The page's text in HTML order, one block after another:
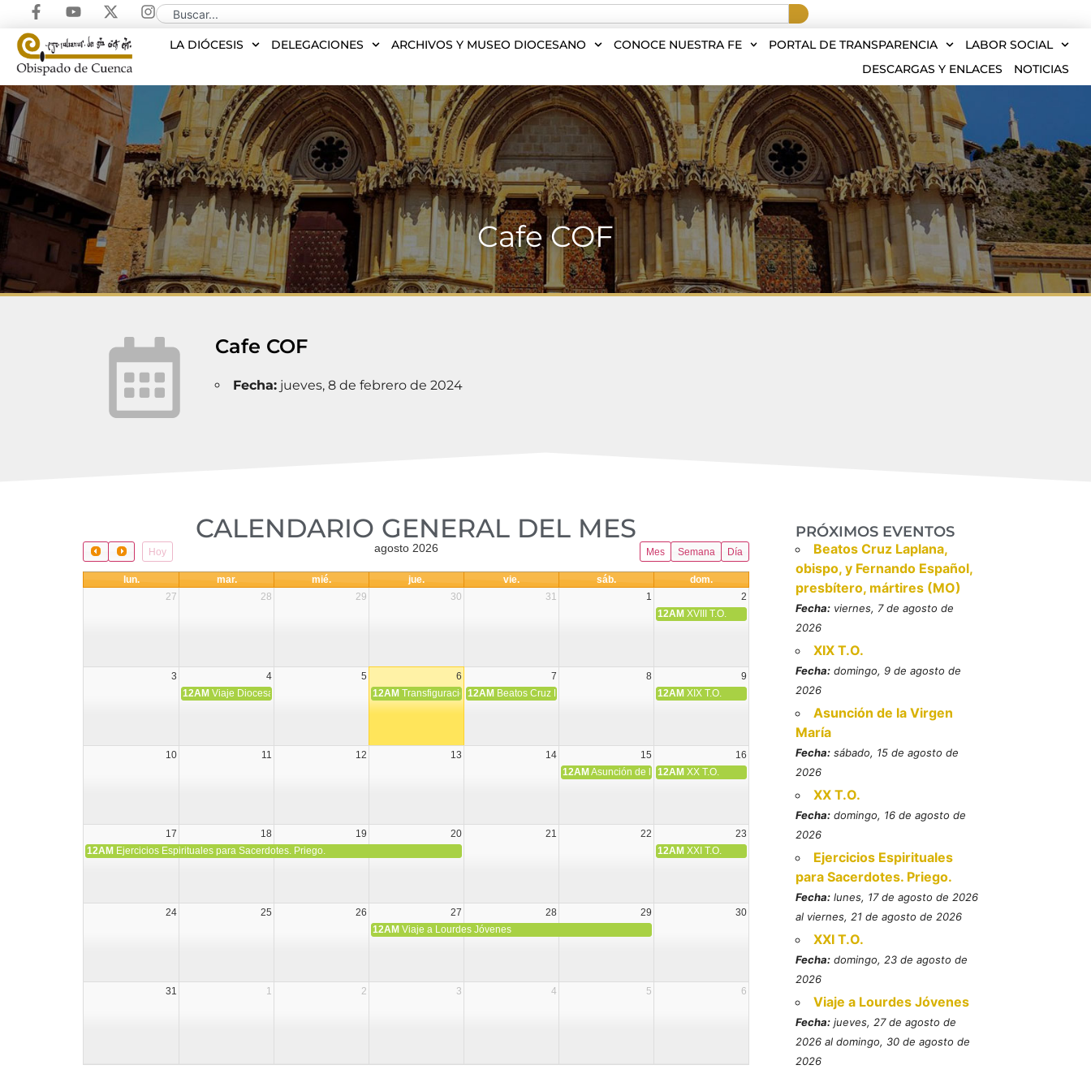
LA DIÓCESIS DELEGACIONES ARCHIVOS Y MUSEO DIOCESANO CONOCE NUESTRA FE PORTAL DE TRANSPARENCIA
LABOR SOCIAL
DESCARGAS Y ENLACES
NOTICIAS
Cafe COF
Cafe COF
Fecha:jueves, 8 de febrero de 2024
CALENDARIO GENERAL DEL MES​
Hoy Mes Semana Día
agosto 2026
lun. mar. mié. jue. vie. sáb.
dom.
27
28 29 30 31 1
2
12AM XVIII T.O.
3 4 5 6 7 8
9
12AM Viaje Diocesano a Japón. 12AM Transfiguración del Señor
12AM Beatos Cruz Laplana, obispo, y Fernando Español, presbítero, mártires (MO)
12AM XIX T.O.
10 11 12 13 14 15
16
12AM Asunción de la Virgen María
12AM XX T.O.
17 18 19 20 21 22
23
12AM Ejercicios Espirituales para Sacerdotes. Priego. 12AM XXI T.O.
24 25 26 27 28 29
30
12AM Viaje a Lourdes Jóvenes
31 1 2 3 4 5 6
PRÓXIMOS EVENTOS
Beatos Cruz Laplana,
obispo, y Fernando Español,
presbítero, mártires (MO)
Fecha: viernes, 7 de agosto de
2026
XIX T.O.
Fecha: domingo, 9 de agosto de
2026
Asunción de la Virgen
María
Fecha: sábado, 15 de agosto de
2026
XX T.O.
Fecha: domingo, 16 de agosto de
2026
Ejercicios Espirituales
para Sacerdotes. Priego.
Fecha: lunes, 17 de agosto de 2026
al viernes, 21 de agosto de 2026
XXI T.O.
Fecha: domingo, 23 de agosto de
2026
Viaje a Lourdes Jóvenes
Fecha: jueves, 27 de agosto de
2026 al domingo, 30 de agosto de
2026